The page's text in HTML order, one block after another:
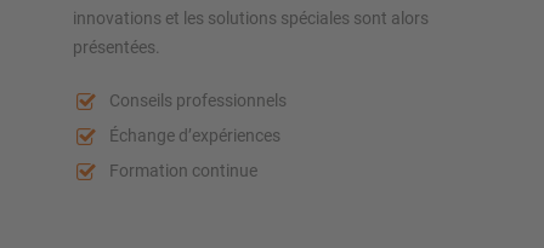
innovations et les solutions spéciales sont alors
présentées.
Conseils professionnels
Échange d’expériences
Formation continue